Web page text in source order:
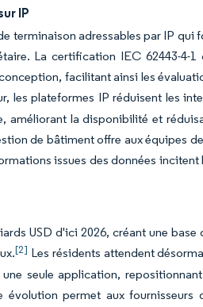
IP
terminaison adressables par IP qui
La certification IEC 62443-4-
facilitant ainsi les
les plateformes IP réduisent les
la disponibilité et
de bâtiment offre aux équipes
issues des données incitent
USD d'ici 2026, créant une base
[2] Les résidents attendent
seule application,
permet aux fournisseurs